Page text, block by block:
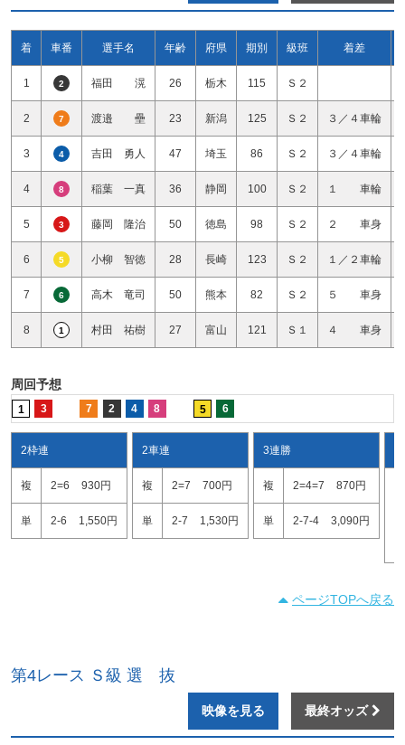
着 車番 選手名 年齢 府県 期別 級班 着差
1 2 福田 滉 26 栃木 115 Ｓ２
2 7 渡邉 壘 23 新潟 125 Ｓ２ ３／４車輪
3 4 吉田 勇人 47 埼玉 86 Ｓ２ ３／４車輪
4 8 稲葉 一真 36 静岡 100 Ｓ２ １ 車輪
5 3 藤岡 隆治 50 徳島 98 Ｓ２ ２ 車身
6 5 小柳 智徳 28 長崎 123 Ｓ２ １／２車輪
7 6 高木 竜司 50 熊本 82 Ｓ２ ５ 車身
8 1 村田 祐樹 27 富山 121 Ｓ１ ４ 車身
周回予想
1 3 7 2 4 8 5 6
2枠連
複 2=6 930円
単 2-6 1,550円
2車連
複 2=7 700円
単 2-7 1,530円
3連勝
複 2=4=7 870円
単 2-7-4 3,090円
ページTOPへ戻る
第4レース Ｓ級 選 抜
映像を見る 最終オッズ